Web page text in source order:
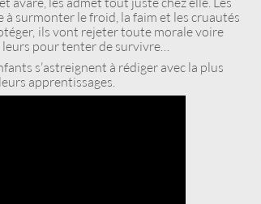
surmonter le froid, la faim et les cruautés
ils vont rejeter toute morale voire
leurs pour tenter de survivre…
s’astreignent à rédiger avec la plus
apprentissages.